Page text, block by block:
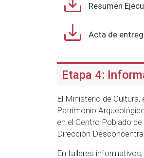
Resumen
Acta de
Etapa 4:
El Ministerio de
Patrimonio
en el Centro Poblado
Dirección
En talleres